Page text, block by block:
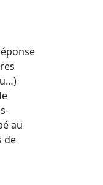
au
de